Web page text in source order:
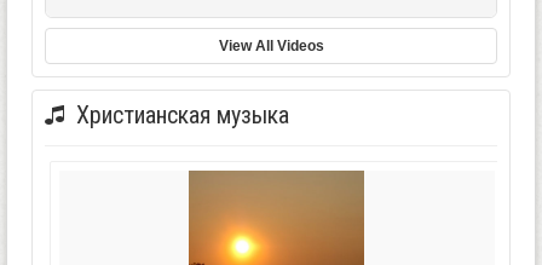
View All Videos
Христианская музыка